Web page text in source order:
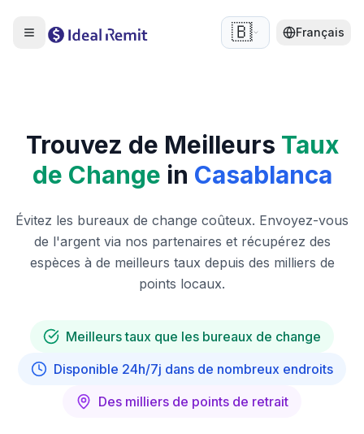
🇧🇪 Français
Trouvez de Meilleurs Taux
de Change in Casablanca
Évitez les bureaux de change coûteux. Envoyez-vous
de l'argent via nos partenaires et récupérez des
espèces à de meilleurs taux depuis des milliers de
points locaux.
Meilleurs taux que les bureaux de change
Disponible 24h/7j dans de nombreux endroits
Des milliers de points de retrait